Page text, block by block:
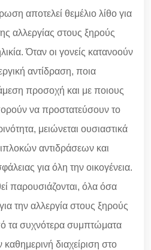
αποτελεί θεμέλιο λίθο για
αλλεργίας στους ξηρούς
Όταν οι γονείς κατανοούν
αντίδραση, ποια
προσοχή και με ποιους
να προστατεύσουν το
μειώνεται ουσιαστικά
αντιδράσεων και
για όλη την οικογένεια.
παρουσιάζονται, όλα όσα
την αλλεργία στους ξηρούς
τα συχνότερα συμπτώματα
διαχείριση στο